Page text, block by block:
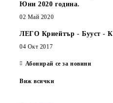
Юни 2020 година.
02 Май 2020
ЛЕГО Криейтър - Бууст -
04 Окт 2017
Абонирай се за новини
Виж всички